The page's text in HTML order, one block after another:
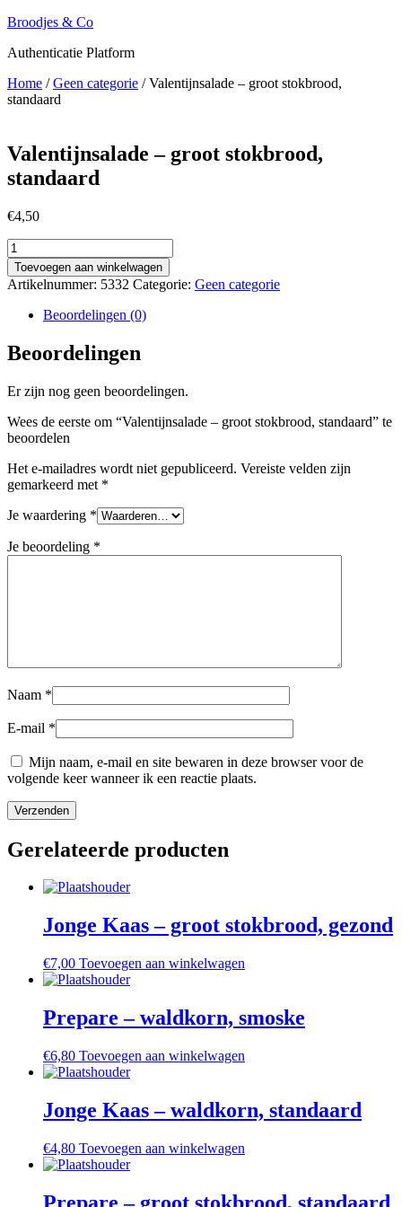
Ga
de
Broodjes & Co
Authenticatie Platform
Home /Geen categorie / Valentijnsalade – groot stokbrood,
standaard
Valentijnsalade – groot stokbrood,
standaard
€4,50
Valentijnsalade
-
groot
stokbrood,
standaard
Toevoegen aan winkelwagen
Artikelnummer: 5332 Categorie: Geen categorie
Beoordelingen (0)
Beoordelingen
Er zijn nog geen beoordelingen.
Wees de eerste om “Valentijnsalade – groot stokbrood, standaard” te
beoordelen
Het e-mailadres wordt niet gepubliceerd. Vereiste velden zijn
gemarkeerd met *
Je waardering *
Je beoordeling *
Naam *
E-mail *
Mijn naam, e-mail en site bewaren in deze browser voor de
volgende keer wanneer ik een reactie plaats.
Gerelateerde producten
Jonge Kaas – groot stokbrood, gezond
€7,00 Toevoegen aan winkelwagen
Prepare – waldkorn, smoske
€6,80 Toevoegen aan winkelwagen
Jonge Kaas – waldkorn, standaard
€4,80 Toevoegen aan winkelwagen
Prepare – groot stokbrood, standaard